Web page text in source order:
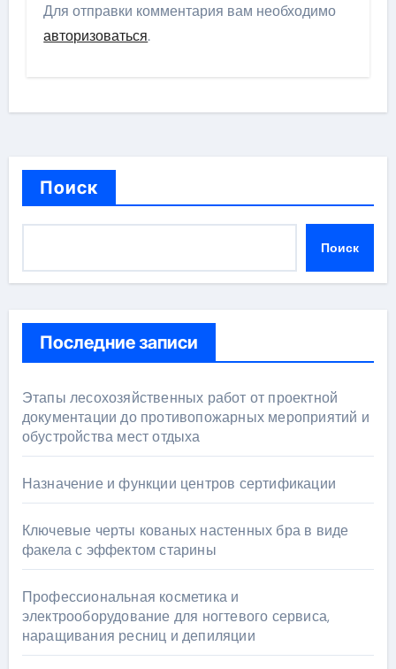
Для отправки комментария вам необходимо
авторизоваться.
Поиск
Поиск
Последние записи
Этапы лесохозяйственных работ от проектной
документации до противопожарных мероприятий и
обустройства мест отдыха
Назначение и функции центров сертификации
Ключевые черты кованых настенных бра в виде
факела с эффектом старины
Профессиональная косметика и
электрооборудование для ногтевого сервиса,
наращивания ресниц и депиляции